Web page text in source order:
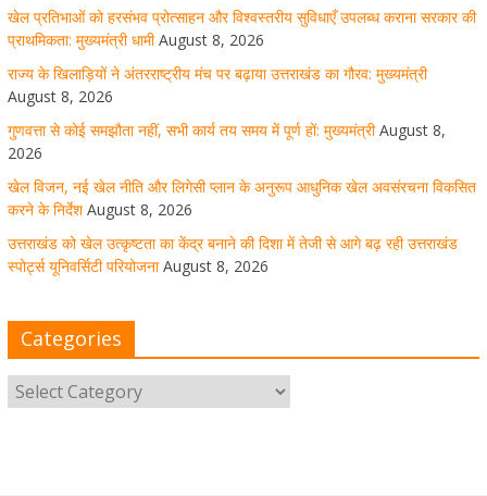
August 8, 2026 1 Comment
उत्तराखंड को खेल उत्कृष्टता का केंद्र बनाने की दिशा में तेजी से आगे
बढ़ रही उत्तराखंड स्पोर्ट्स यूनिवर्सिटी परियोजना
August 8, 2026 1 Comment
मुख्य सचिव ने कहा- कौशल विकास से संबंधित सभी विभाग एक
खेल प्रतिभाओं को हरसंभव प्रोत्साहन और विश्वस्तरीय सुविधाएँ उपलब्ध कराना सरकार की
प्राथमिकता: मुख्यमंत्री धामी August 8, 2026
राज्य के खिलाड़ियों ने अंतरराष्ट्रीय मंच पर बढ़ाया उत्तराखंड का गौरव: मुख्यमंत्री
August 8, 2026
गुणवत्ता से कोई समझौता नहीं, सभी कार्य तय समय में पूर्ण हों: मुख्यमंत्री August 8,
2026
खेल विजन, नई खेल नीति और लिगेसी प्लान के अनुरूप आधुनिक खेल अवसंरचना विकसित
करने के निर्देश August 8, 2026
उत्तराखंड को खेल उत्कृष्टता का केंद्र बनाने की दिशा में तेजी से आगे बढ़ रही उत्तराखंड
स्पोर्ट्स यूनिवर्सिटी परियोजना August 8, 2026
Categories